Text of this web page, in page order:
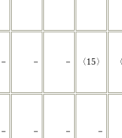
－ － － 〈15〉
－ － － －